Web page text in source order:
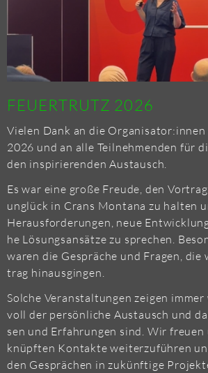
FEU­ERT­RUTZ 2026
Vie­len Dank an die
2026 und an alle Teil­neh­men­den für
den in­spi­rie­ren­den Aus­tausch.
Es war eine große Freu­de, den
un­glück in Crans Mon­ta­na zu hal­ten
Her­aus­for­de­run­gen, neue
he Lö­sungs­an­sät­ze zu spre­chen.
waren die Ge­sprä­che und Fra­gen,
trag hin­aus­gin­gen.
Sol­che Ver­an­stal­tun­gen zei­gen
voll der per­sön­li­che Aus­tausch und
sen und Er­fah­run­gen sind. Wir
knüpf­ten Kon­tak­te wei­ter­zu­füh­ren
den Ge­sprä­chen in zu­künf­ti­ge